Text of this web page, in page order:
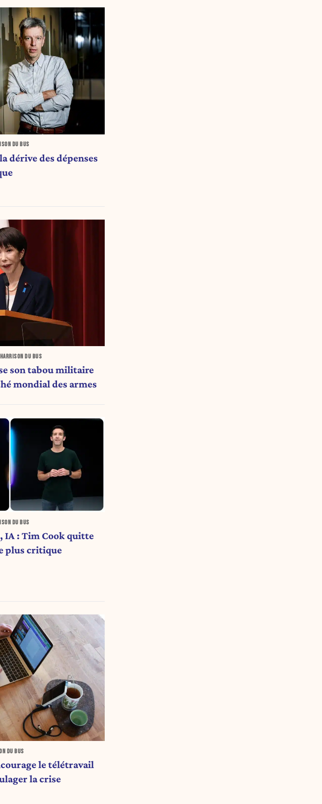
DU BUS
dérive des dépenses
DU BUS
son tabou militaire
mondial des armes
DU BUS
IA : Tim Cook quitte
plus critique
DU BUS
le télétravail
la crise